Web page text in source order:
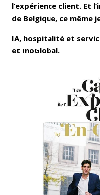
l’expérience client. Et
de Belgique, ce même
IA, hospitalité et
et InoGlobal.